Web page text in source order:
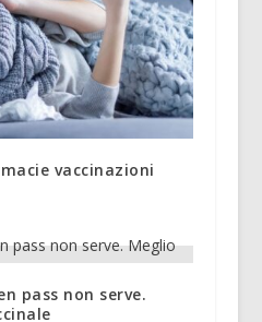
vaccinazioni
pass non serve.